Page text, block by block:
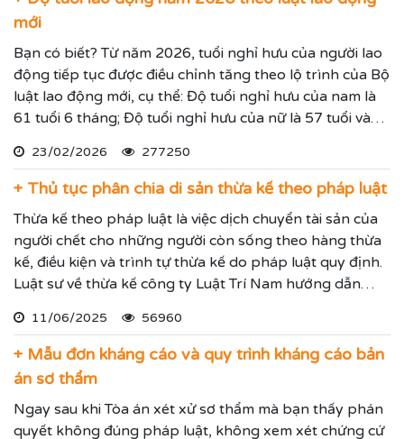
mới
Bạn có biết? Từ năm 2026, tuổi nghỉ hưu của người lao
động tiếp tục được điều chỉnh tăng theo lộ trình của Bộ
luật lao động mới, cụ thể: Độ tuổi nghỉ hưu của nam là
61 tuổi 6 tháng; Độ tuổi nghỉ hưu của nữ là 57 tuổi và
23/02/2026 277250
+ Thủ tục phân chia di sản thừa kế theo pháp luật
Thừa kế theo pháp luật là việc dịch chuyển tài sản của
người chết cho những người còn sống theo hàng thừa
kế, điều kiện và trình tự thừa kế do pháp luật quy định.
Luật sư về thừa kế công ty Luật Trí Nam hướng dẫn
mới nhất.
11/06/2025 56960
+ Mẫu đơn kháng cáo và quy trình kháng cáo bản
án sơ thẩm
Ngay sau khi Tòa án xét xử sơ thẩm mà bạn thấy phán
quyết không đúng pháp luật, không xem xét chứng cứ